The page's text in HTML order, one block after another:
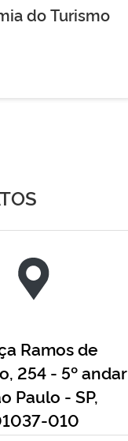
do Turismo
Ramos de
254 - 5º andar
Paulo - SP,
010